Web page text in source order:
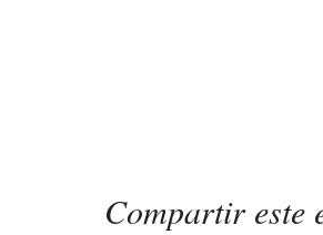
Compartir este